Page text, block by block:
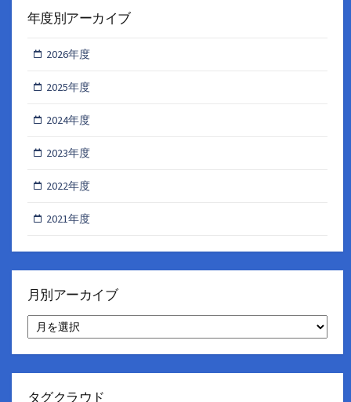
年度別アーカイブ
2026年度
2025年度
2024年度
2023年度
2022年度
2021年度
月別アーカイブ
別
ア
イ
タグクラウド